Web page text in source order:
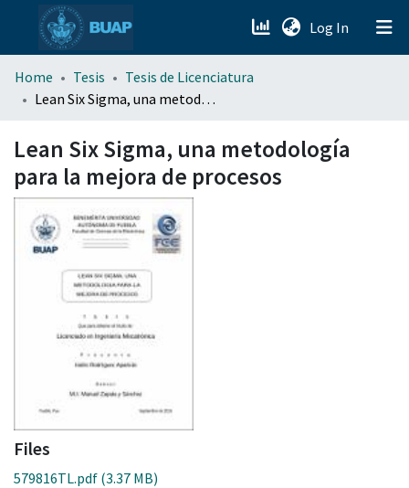
Log In (current)
menu.section.about_menu
Home Tesis
Tesis de Licenciatura
Lean Six Sigma, una metodología para la mejora de procesos
Lean Six Sigma, una metodología
para la mejora de procesos
Files
579816TL.pdf (3.37 MB)